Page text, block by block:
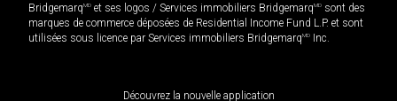
BridgemarqMD et ses logos / Services immobiliers BridgemarqMD sont des
marques de commerce déposées de Residential Income Fund L.P. et sont
utilisées sous licence par Services immobiliers BridgemarqMD Inc.
Découvrez la nouvelle application